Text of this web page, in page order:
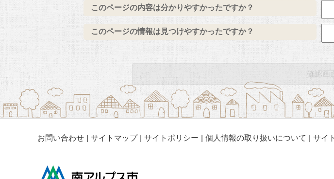
このページの内容は分かりやすかったですか？
このページの情報は見つけやすかったですか？
お問い合わせ サイトマップ サイトポリシー 個人情報の取り扱いについて サイ